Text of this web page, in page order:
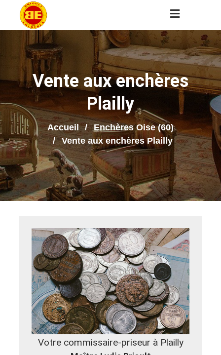
Vente aux enchères
Plailly
Accueil
Enchères Oise (60)
Vente aux enchères Plailly
Votre commissaire-priseur à Plailly